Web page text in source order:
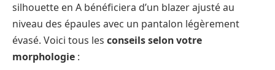
silhouette en A bénéficiera d’un blazer ajusté au
niveau des épaules avec un pantalon légèrement
évasé. Voici tous les conseils selon votre
morphologie :